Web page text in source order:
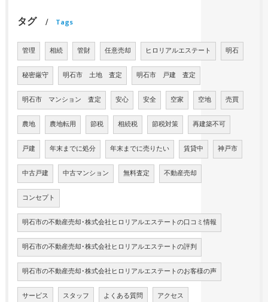
タグ Tags
管理 相続 管財 任意売却 ヒロリアルエステート 明石
秘密厳守 明石市 土地 査定 明石市 戸建 査定
明石市 マンション 査定 安心 安全 空家 空地 売買
農地 農地転用 節税 相続税 節税対策 再建築不可
戸建 年末までに処分 年末までに売りたい 賃貸中 神戸市
中古戸建 中古マンション 無料査定 不動産売却
コンセプト
明石市の不動産売却･株式会社ヒロリアルエステートの口コミ情報
明石市の不動産売却･株式会社ヒロリアルエステートの評判
明石市の不動産売却･株式会社ヒロリアルエステートのお客様の声
サービス スタッフ よくある質問 アクセス